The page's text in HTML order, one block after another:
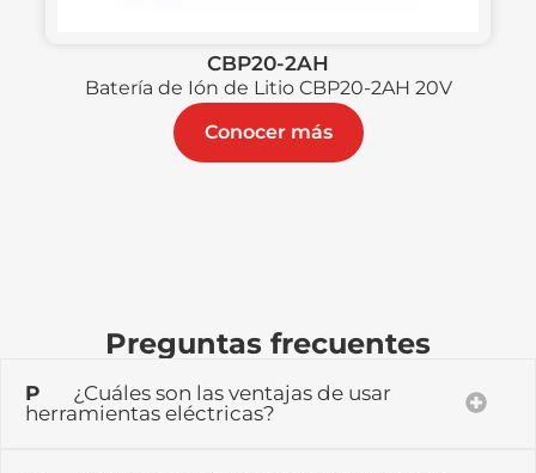
CBP20-2AH
Batería de Ión de Litio CBP20-2AH 20V
Conocer más
Preguntas frecuentes
P ¿Cuáles son las ventajas de usar
herramientas eléctricas?